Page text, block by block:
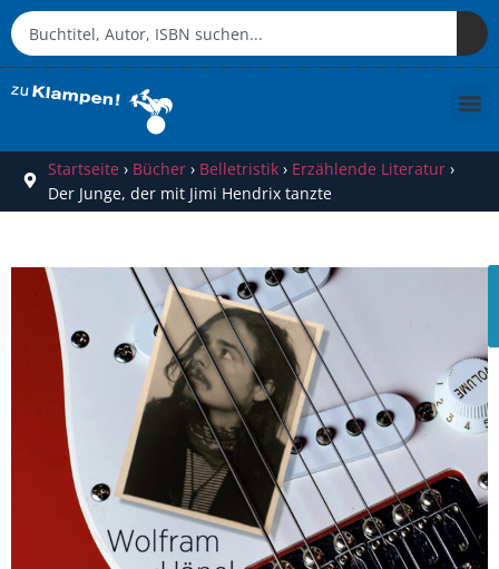
Startseite › Bücher› Belletristik› Erzählende Literatur›
Der Junge, der mit Jimi Hendrix tanzte